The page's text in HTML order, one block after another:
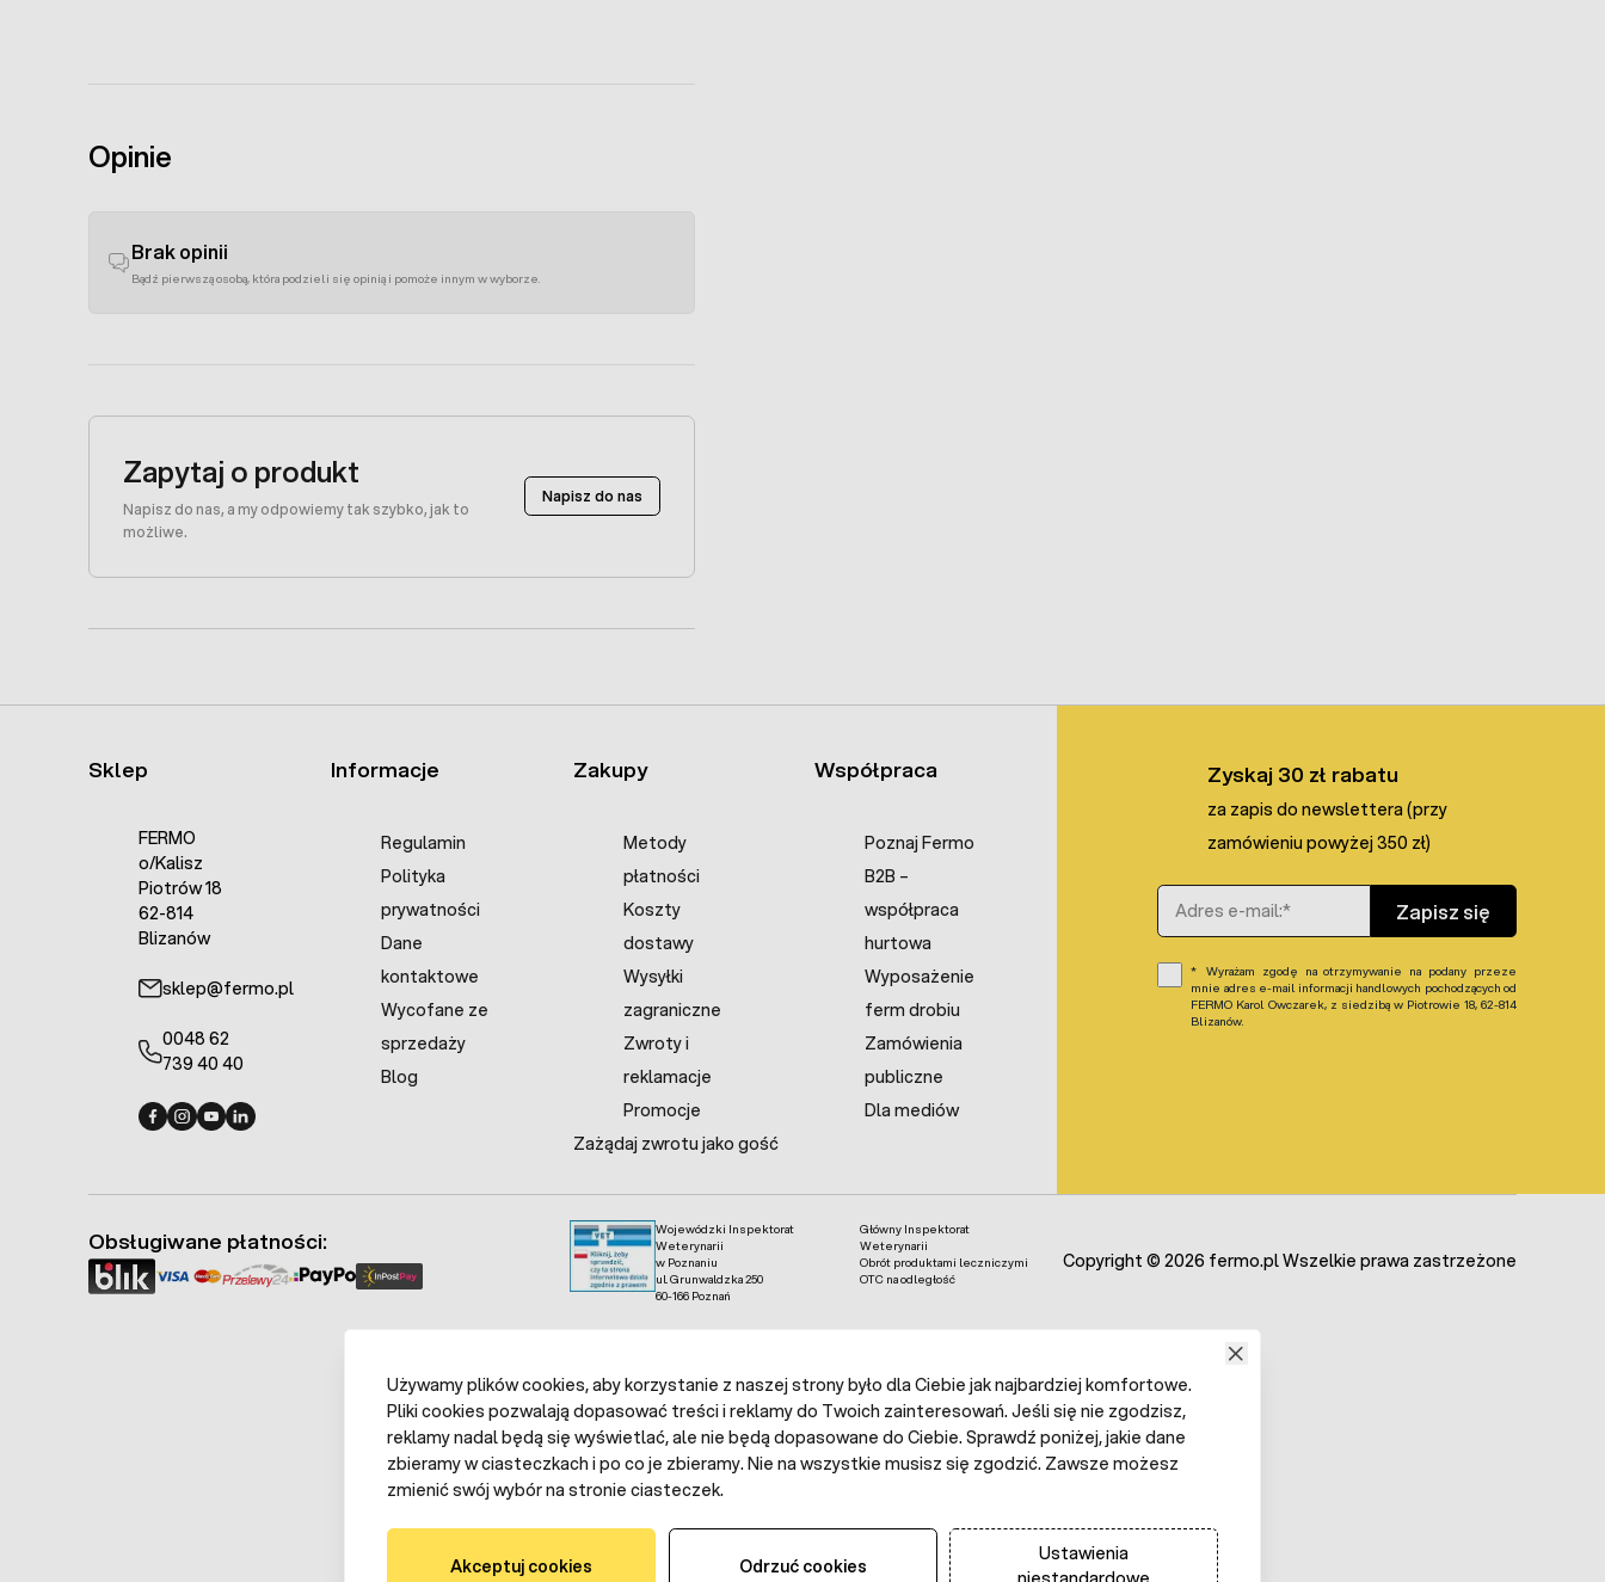
Opinie
Brak opinii
Bądź pierwszą osobą, która podzieli się opinią i pomoże innym w wyborze.
Zapytaj o produkt
Napisz do nas, a my odpowiemy tak szybko, jak to
możliwe.
Napisz do nas
Sklep
FERMO
o/Kalisz
Piotrów 18
62-814
Blizanów
sklep@fermo.pl
0048 62
739 40 40
Informacje
Regulamin
Polityka
prywatności
Dane
kontaktowe
Wycofane ze
sprzedaży
Blog
Zakupy
Metody
płatności
Koszty
dostawy
Wysyłki
zagraniczne
Zwroty i
reklamacje
Promocje
Zażądaj zwrotu jako gość
Współpraca
Poznaj Fermo
B2B –
współpraca
hurtowa
Wyposażenie
ferm drobiu
Zamówienia
publiczne
Dla mediów
Zyskaj 30 zł rabatu
za zapis do newslettera (przy
zamówieniu powyżej 350 zł)
Adres e-mail
Zapisz się
Wyrażam zgodę na otrzymywanie na podany przeze
mnie adres e-mail informacji handlowych pochodzących od
FERMO Karol Owczarek, z siedzibą w Piotrowie 18, 62-814
Blizanów.
Wojewódzki Inspektorat
Weterynarii
w Poznaniu
ul. Grunwaldzka 250
60-166 Poznań
Główny Inspektorat
Weterynarii
Obrót produktami leczniczymi
OTC na odległość
Obsługiwane płatności:
Copyright © 2026 fermo.pl Wszelkie prawa zastrzeżone
Używamy plików cookies, aby korzystanie z naszej strony było dla Ciebie jak najbardziej komfortowe.
Pliki cookies pozwalają dopasować treści i reklamy do Twoich zainteresowań. Jeśli się nie zgodzisz,
reklamy nadal będą się wyświetlać, ale nie będą dopasowane do Ciebie. Sprawdź poniżej, jakie dane
zbieramy w ciasteczkach i po co je zbieramy. Nie na wszystkie musisz się zgodzić. Zawsze możesz
zmienić swój wybór na stronie ciasteczek.
Akceptuj cookies Odrzuć cookies
Ustawienia